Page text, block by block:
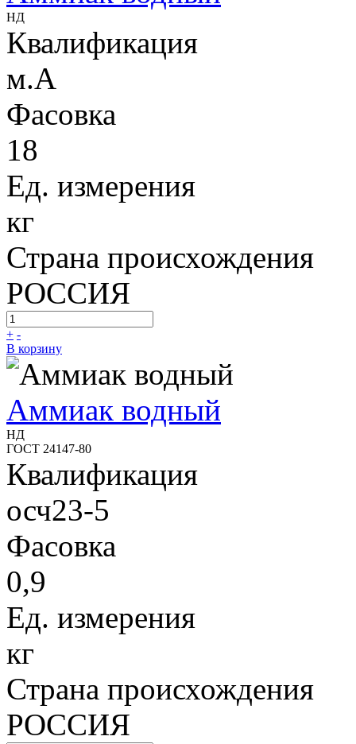
НД
Квалификация
м.А
Фасовка
18
Ед. измерения
кг
Страна происхождения
РОССИЯ
+ -
В корзину
Аммиак водный
НД
ГОСТ 24147-80
Квалификация
осч23-5
Фасовка
0,9
Ед. измерения
кг
Страна происхождения
РОССИЯ